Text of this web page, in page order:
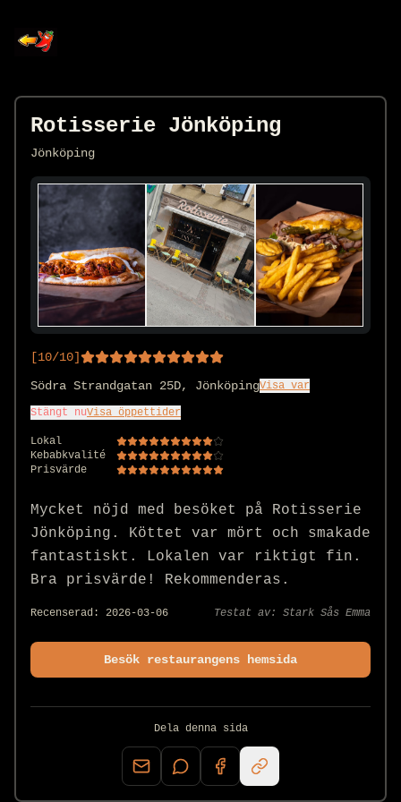
Rotisserie Jönköping
Jönköping
[10/10]
Södra Strandgatan 25D, JönköpingVisa var
Stängt nuVisa öppettider
Lokal
Kebabkvalité
Prisvärde
Mycket nöjd med besöket på Rotisserie
Jönköping. Köttet var mört och smakade
fantastiskt. Lokalen var riktigt fin.
Bra prisvärde! Rekommenderas.
Recenserad: 2026-03-06 Testat av: Stark Sås Emma
Besök restaurangens hemsida
Dela denna sida